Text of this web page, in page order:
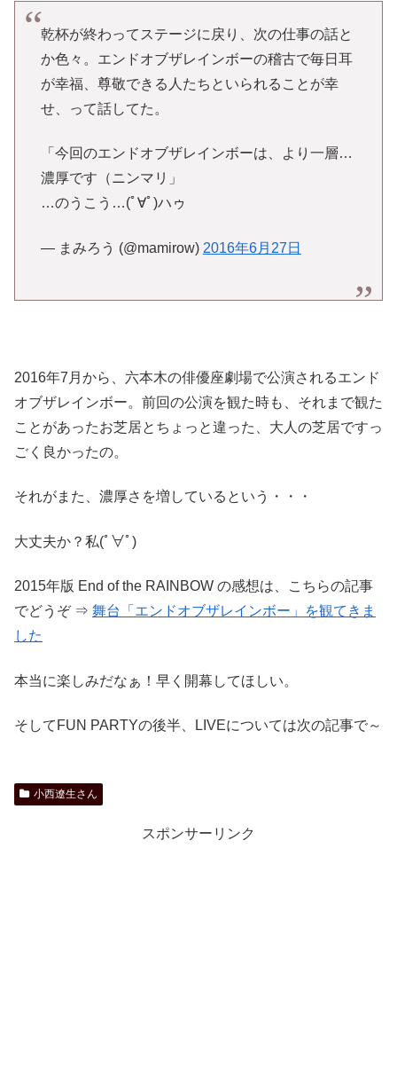
乾杯が終わってステージに戻り、次の仕事の話と
か色々。エンドオブザレインボーの稽古で毎日耳
が幸福、尊敬できる人たちといられることが幸
せ、って話してた。
「今回のエンドオブザレインボーは、より一層…
濃厚です（ニンマリ」
…のうこう…(ﾟ∀ﾟ)ハゥ
— まみろう (@mamirow) 2016年6月27日
2016年7月から、六本木の俳優座劇場で公演されるエンド
オブザレインボー。前回の公演を観た時も、それまで観た
ことがあったお芝居とちょっと違った、大人の芝居ですっ
ごく良かったの。
それがまた、濃厚さを増しているという・・・
大丈夫か？私(ﾟ∀ﾟ)
2015年版 End of the RAINBOW の感想は、こちらの記事
でどうぞ ⇒ 舞台「エンドオブザレインボー」を観てきま
した
本当に楽しみだなぁ！早く開幕してほしい。
そしてFUN PARTYの後半、LIVEについては次の記事で～
小西遼生さん
スポンサーリンク